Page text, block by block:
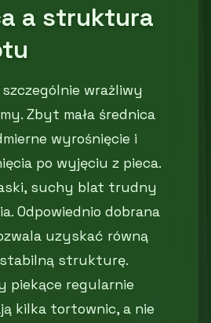
a struktura
wrażliwy
Zbyt mała średnica
wyrośnięcie i
po wyjęciu z pieca.
suchy blat trudny
Odpowiednio dobrana
uzyskać równą
strukturę.
piekące regularnie
kilka tortownic, a nie